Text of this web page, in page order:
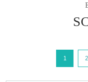
“PEACH-PlT 25th Anniversary
■ holding period
1 2